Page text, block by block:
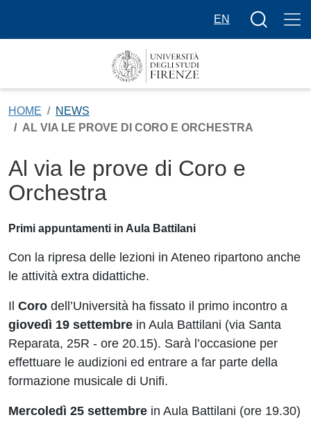
EN
Bottone
HOME
NEWS
AL VIA LE PROVE DI CORO E ORCHESTRA
Al via le prove di Coro e
Orchestra
Primi appuntamenti in Aula Battilani
Con la ripresa delle lezioni in Ateneo ripartono anche
le attività extra didattiche.
Il Coro dell’Università ha fissato il primo incontro a
giovedì 19 settembre in Aula Battilani (via Santa
Reparata, 25R - ore 20.15). Sarà l’occasione per
effettuare le audizioni ed entrare a far parte della
formazione musicale di Unifi.
Mercoledì 25 settembre in Aula Battilani (ore 19.30)